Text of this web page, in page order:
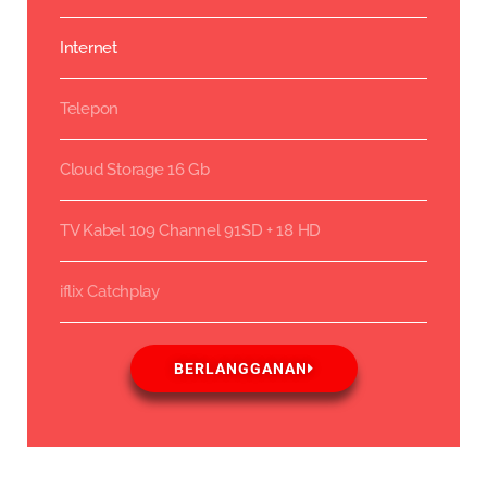
Internet
Telepon
Cloud Storage 16 Gb
TV Kabel 109 Channel 91SD + 18 HD
iflix Catchplay
BERLANGGANAN